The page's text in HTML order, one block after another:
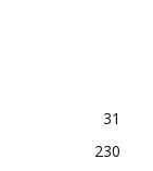
31
230